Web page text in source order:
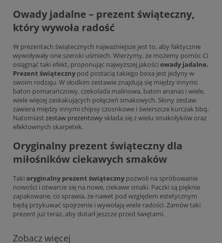
Owady jadalne – prezent świąteczny,
który wywoła radość
W prezentach świątecznych najważniejsze jest to, aby faktycznie
wywoływały one szeroki uśmiech. Wierzymy, że możemy pomóc Ci
osiągnąć taki efekt, proponując najwyższej jakości owady jadalne.
Prezent świąteczny pod postacią takiego boxa jest jedyny w
swoim rodzaju. W słodkim zestawie znajdują się między innymi:
baton pomarańczowy, czekolada malinowa, baton ananas i wiele,
wiele więcej zaskakujących połączeń smakowych. Słony zestaw
zawiera między innymi chipsy czosnkowe i świerszcze kurczak bbq.
Natomiast zestaw prezentowy składa się z wielu smakołyków oraz
efektownych skarpetek.
Oryginalny prezent świąteczny dla
miłośników ciekawych smaków
Taki oryginalny prezent świąteczny pozwoli na spróbowanie
nowości i otwarcie się na nowe, ciekawe smaki. Paczki są pięknie
zapakowane, co sprawia, że nawet pod względem estetycznym
będą przykuwać spojrzenie i wywołają wiele radości. Zamów taki
prezent już teraz, aby dotarł jeszcze przed świętami.
Zobacz więcej